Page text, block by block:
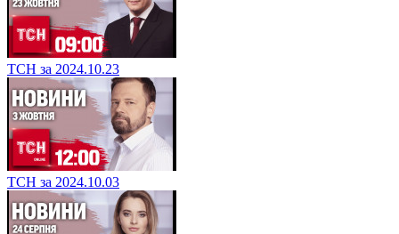
ТСН за 2024.10.23
ТСН за 2024.10.03